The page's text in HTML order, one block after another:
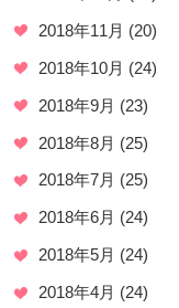
2018年11月 (20)
2018年10月 (24)
2018年9月 (23)
2018年8月 (25)
2018年7月 (25)
2018年6月 (24)
2018年5月 (24)
2018年4月 (24)